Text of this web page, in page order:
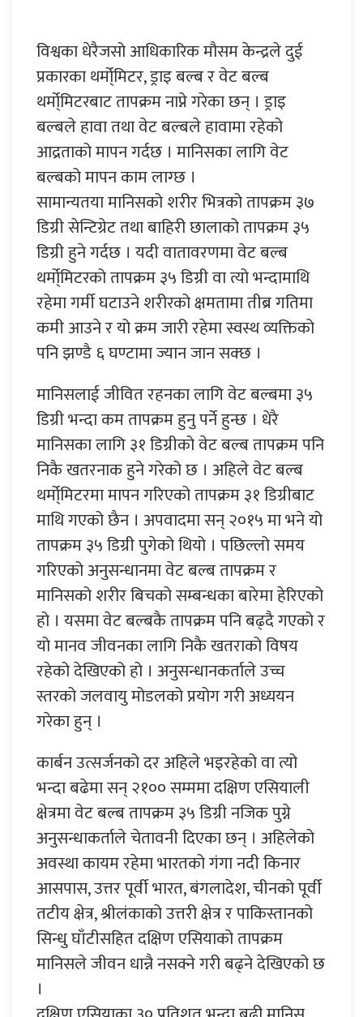
विश्वका धेरैजसो आधिकारिक मौसम केन्द्रले दुई
प्रकारका थर्मो्मिटर, ड्राइ बल्ब र वेट बल्ब
थर्मो्मिटरबाट तापक्रम नाप्ने गरेका छन् । ड्राइ
बल्बले हावा तथा वेट बल्बले हावामा रहेको
आद्रताको मापन गर्दछ । मानिसका लागि वेट
बल्बको मापन काम लाग्छ ।
सामान्यतया मानिसको शरीर भित्रको तापक्रम ३७
डिग्री सेन्टिग्रेट तथा बाहिरी छालाको तापक्रम ३५
डिग्री हुने गर्दछ । यदी वातावरणमा वेट बल्ब
थर्मो्मिटरको तापक्रम ३५ डिग्री वा त्यो भन्दामाथि
रहेमा गर्मी घटाउने शरीरको क्षमतामा तीब्र गतिमा
कमी आउने र यो क्रम जारी रहेमा स्वस्थ व्यक्तिको
पनि झण्डै ६ घण्टामा ज्यान जान सक्छ ।
मानिसलाई जीवित रहनका लागि वेट बल्बमा ३५
डिग्री भन्दा कम तापक्रम हुनु पर्ने हुन्छ । धेरै
मानिसका लागि ३१ डिग्रीको वेट बल्ब तापक्रम पनि
निकै खतरनाक हुने गरेको छ । अहिले वेट बल्ब
थर्मो्मिटरमा मापन गरिएको तापक्रम ३१ डिग्रीबाट
माथि गएको छैन । अपवादमा सन् २०१५ मा भने यो
तापक्रम ३५ डिग्री पुगेको थियो । पछिल्लो समय
गरिएको अनुसन्धानमा वेट बल्ब तापक्रम र
मानिसको शरीर बिचको सम्बन्धका बारेमा हेरिएको
हो । यसमा वेट बल्बकै तापक्रम पनि बढ्दै गएको र
यो मानव जीवनका लागि निकै खतराको विषय
रहेको देखिएको हो । अनुसन्धानकर्ताले उच्च
स्तरको जलवायु मोडलको प्रयोग गरी अध्ययन
गरेका हुन् ।
कार्बन उत्सर्जनको दर अहिले भइरहेको वा त्यो
भन्दा बढेमा सन् २१०० सम्ममा दक्षिण एसियाली
क्षेत्रमा वेट बल्ब तापक्रम ३५ डिग्री नजिक पुग्ने
अनुसन्धाकर्ताले चेतावनी दिएका छन् । अहिलेको
अवस्था कायम रहेमा भारतको गंगा नदी किनार
आसपास, उत्तर पूर्वी भारत, बंगलादेश, चीनको पूर्वी
तटीय क्षेत्र, श्रीलंकाको उत्तरी क्षेत्र र पाकिस्तानको
सिन्धु घाँटीसहित दक्षिण एसियाको तापक्रम
मानिसले जीवन धान्नै नसक्ने गरी बढ्ने देखिएको छ
।